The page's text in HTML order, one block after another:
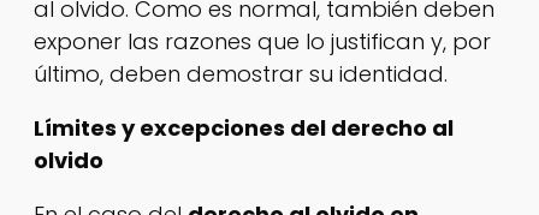
al olvido. Como es normal, también deben
exponer las razones que lo justifican y, por
último, deben demostrar su identidad.
Límites y excepciones del derecho al
olvido